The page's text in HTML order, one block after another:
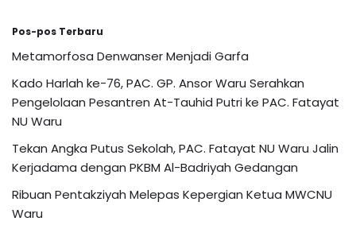
Pos-pos Terbaru
Metamorfosa Denwanser Menjadi Garfa
Kado Harlah ke-76, PAC. GP. Ansor Waru Serahkan
Pengelolaan Pesantren At-Tauhid Putri ke PAC. Fatayat
NU Waru
Tekan Angka Putus Sekolah, PAC. Fatayat NU Waru Jalin
Kerjadama dengan PKBM Al-Badriyah Gedangan
Ribuan Pentakziyah Melepas Kepergian Ketua MWCNU
Waru